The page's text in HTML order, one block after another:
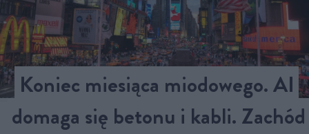
Koniec miesiąca miodowego. AI
domaga się betonu i kabli. Zachód